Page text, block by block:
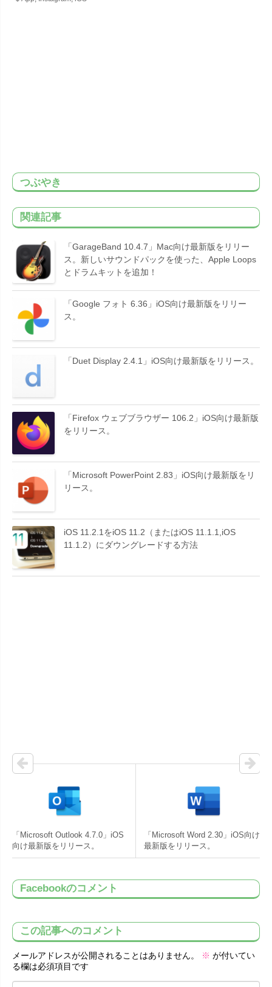
つぶやき
関連記事
「GarageBand 10.4.7」Mac向け最新版をリリー
ス。新しいサウンドパックを使った、Apple Loops
とドラムキットを追加！
「Google フォト 6.36」iOS向け最新版をリリー
ス。
「Duet Display 2.4.1」iOS向け最新版をリリース。
「Firefox ウェブブラウザー 106.2」iOS向け最新版
をリリース。
「Microsoft PowerPoint 2.83」iOS向け最新版をリ
リース。
iOS 11.2.1をiOS 11.2（またはiOS 11.1.1,iOS
11.1.2）にダウングレードする方法
「Microsoft Outlook 4.7.0」iOS
向け最新版をリリース。
「Microsoft Word 2.30」iOS向け
最新版をリリース。
Facebookのコメント
この記事へのコメント
メールアドレスが公開されることはありません。 ※ が付いてい
る欄は必須項目です